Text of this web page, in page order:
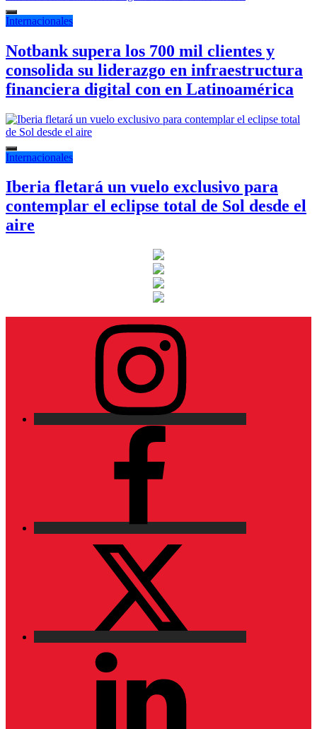
Internacionales
Notbank supera los 700 mil clientes y
consolida su liderazgo en infraestructura
financiera digital con en Latinoamérica
Internacionales
Iberia fletará un vuelo exclusivo para
contemplar el eclipse total de Sol desde el
aire